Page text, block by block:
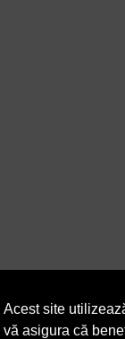
Acest site
vă asigura că